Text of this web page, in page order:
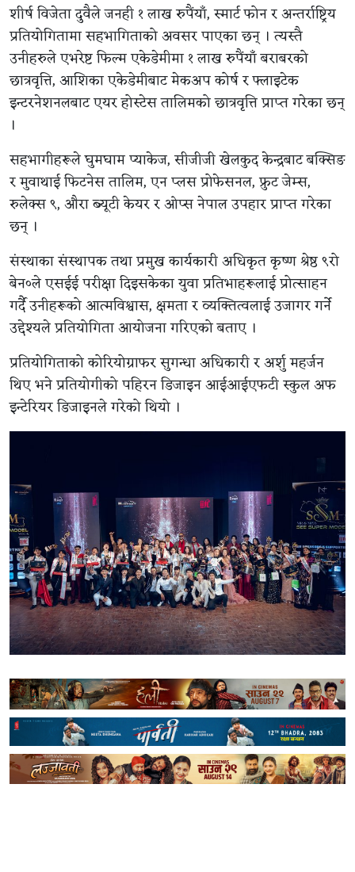
शीर्ष विजेता दुवैले जनही १ लाख रुपैंयाँ, स्मार्ट फोन र अन्तर्राष्ट्रिय
प्रतियोगितामा सहभागिताको अवसर पाएका छन् । त्यस्तै
उनीहरुले एभरेष्ट फिल्म एकेडेमीमा १ लाख रुपैंयाँ बराबरको
छात्रवृत्ति, आशिका एकेडेमीबाट मेकअप कोर्ष र फ्लाइटेक
इन्टरनेशनलबाट एयर होस्टेस तालिमको छात्रवृत्ति प्राप्त गरेका छन्
।
सहभागीहरूले घुमघाम प्याकेज, सीजीजी खेलकुद केन्द्रबाट बक्सिङ
र मुवाथाई फिटनेस तालिम, एन प्लस प्रोफेसनल, फ्रुट जेम्स,
रुलेक्स ९, औरा ब्यूटी केयर र ओप्स नेपाल उपहार प्राप्त गरेका
छन् ।
संस्थाका संस्थापक तथा प्रमुख कार्यकारी अधिकृत कृष्ण श्रेष्ठ ९रो
बेन०ले एसईई परीक्षा दिइसकेका युवा प्रतिभाहरूलाई प्रोत्साहन
गर्दै उनीहरूको आत्मविश्वास, क्षमता र व्यक्तित्वलाई उजागर गर्ने
उद्देश्यले प्रतियोगिता आयोजना गरिएको बताए ।
प्रतियोगिताको कोरियोग्राफर सुगन्धा अधिकारी र अर्शु महर्जन
थिए भने प्रतियोगीको पहिरन डिजाइन आईआईएफटी स्कुल अफ
इन्टेरियर डिजाइनले गरेको थियो ।